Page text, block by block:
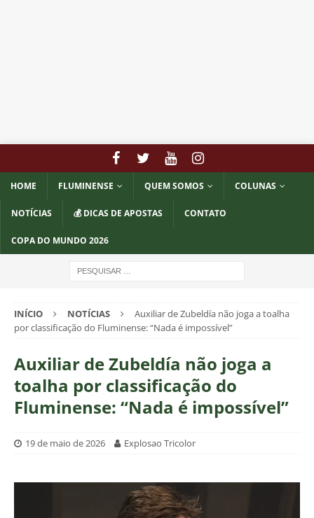
HOME FLUMINENSE QUEM SOMOS COLUNAS
NOTÍCIAS 💰 DICAS DE APOSTAS CONTATO
COPA DO MUNDO 2026
INÍCIO NOTÍCIAS
Auxiliar de Zubeldía não joga a toalha
por classificação do Fluminense: “Nada é impossível”
Auxiliar de Zubeldía não joga a
toalha por classificação do
Fluminense: “Nada é impossível”
19 de maio de 2026 Explosao Tricolor